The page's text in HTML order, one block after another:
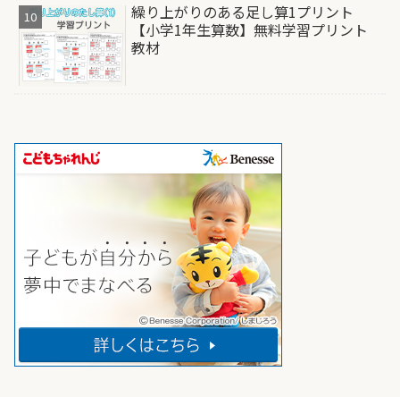
繰り上がりのある足し算1プリント
【小学1年生算数】無料学習プリント
教材